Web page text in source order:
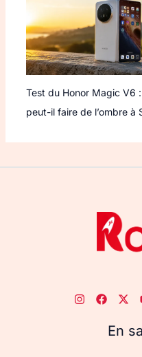
Test du Honor Magic V6
peut-il faire de l’ombre à
En